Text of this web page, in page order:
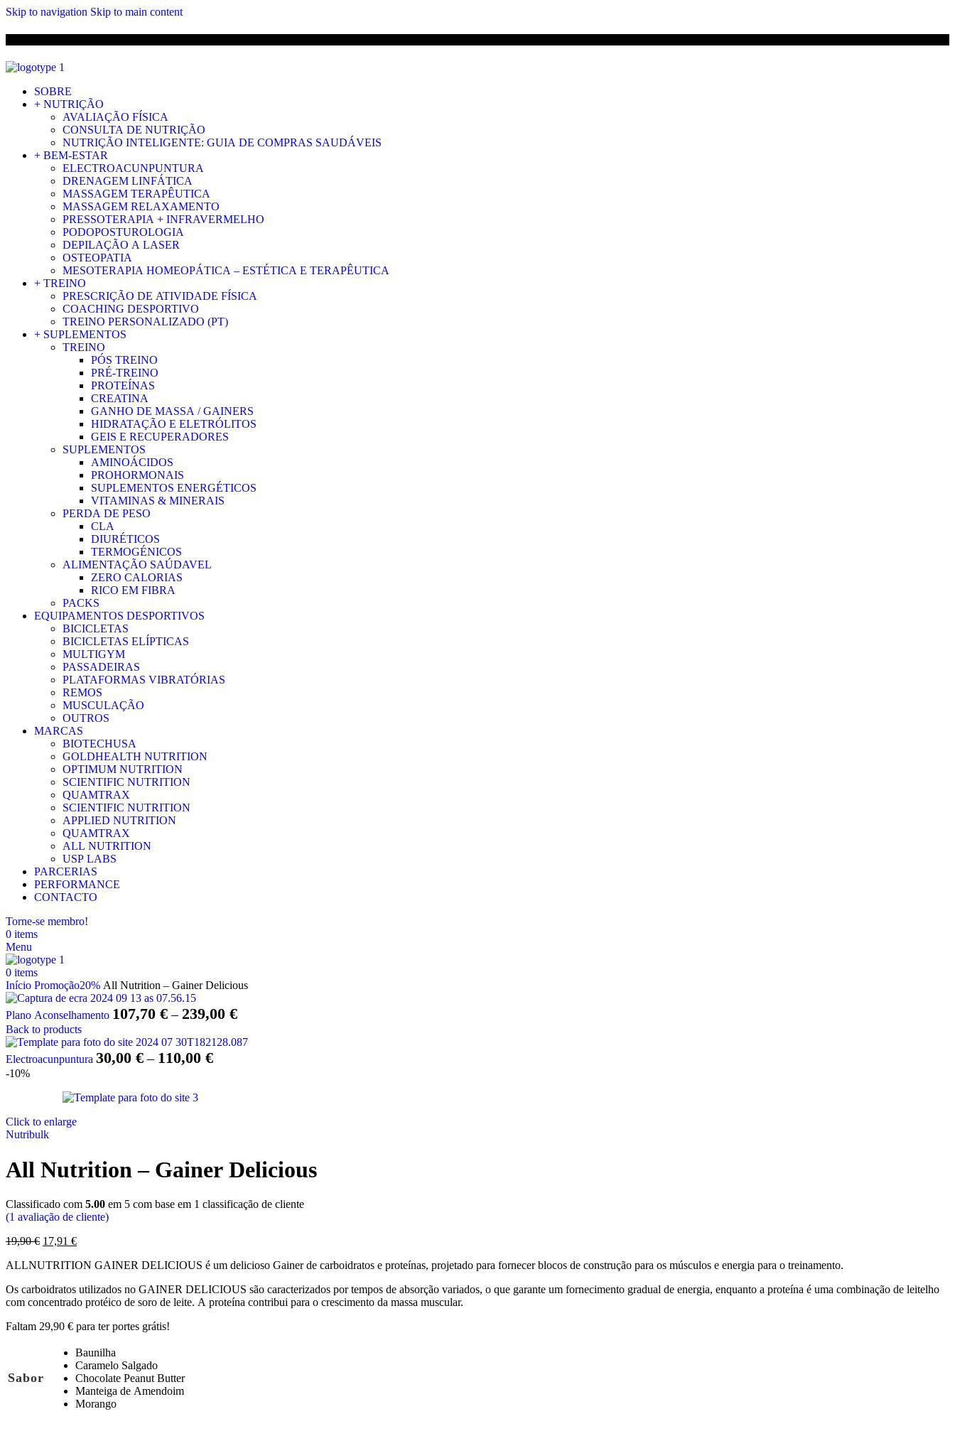
Skip to navigation Skip to main content
SOBRE
+ NUTRIÇÃO
AVALIAÇÃO FÍSICA
CONSULTA DE NUTRIÇÃO
NUTRIÇÃO INTELIGENTE: GUIA DE COMPRAS SAUDÁVEIS
+ BEM-ESTAR
ELECTROACUNPUNTURA
DRENAGEM LINFÁTICA
MASSAGEM TERAPÊUTICA
MASSAGEM RELAXAMENTO
PRESSOTERAPIA + INFRAVERMELHO
PODOPOSTUROLOGIA
DEPILAÇÃO A LASER
OSTEOPATIA
MESOTERAPIA HOMEOPÁTICA – ESTÉTICA E TERAPÊUTICA
+ TREINO
PRESCRIÇÃO DE ATIVIDADE FÍSICA
COACHING DESPORTIVO
TREINO PERSONALIZADO (PT)
+ SUPLEMENTOS
TREINO
PÓS TREINO
PRÉ-TREINO
PROTEÍNAS
CREATINA
GANHO DE MASSA / GAINERS
HIDRATAÇÃO E ELETRÓLITOS
GEIS E RECUPERADORES
SUPLEMENTOS
AMINOÁCIDOS
PROHORMONAIS
SUPLEMENTOS ENERGÉTICOS
VITAMINAS & MINERAIS
PERDA DE PESO
CLA
DIURÉTICOS
TERMOGÉNICOS
ALIMENTAÇÃO SAÚDAVEL
ZERO CALORIAS
RICO EM FIBRA
PACKS
EQUIPAMENTOS DESPORTIVOS
BICICLETAS
BICICLETAS ELÍPTICAS
MULTIGYM
PASSADEIRAS
PLATAFORMAS VIBRATÓRIAS
REMOS
MUSCULAÇÃO
OUTROS
MARCAS
BIOTECHUSA
GOLDHEALTH NUTRITION
OPTIMUM NUTRITION
SCIENTIFIC NUTRITION
QUAMTRAX
SCIENTIFIC NUTRITION
APPLIED NUTRITION
QUAMTRAX
ALL NUTRITION
USP LABS
PARCERIAS
PERFORMANCE
CONTACTO
Torne-se membro!
0 items
Menu
0 items
Início Promoção20% All Nutrition – Gainer Delicious
Plano Aconselhamento 107,70 € – 239,00 €Price
107,70 €
Back to products
Electroacunpuntura 30,00 € – 110,00 €Price
-10%
Click to enlarge
Nutribulk
All Nutrition – Gainer Delicious
Classificado com 5.00 em 5 com base em 1 classificação de cliente
(1 avaliação de cliente)
19,90€ O
original
19,90 €.
17,91 €O
atual
17,91 €.
ALLNUTRITION GAINER DELICIOUS é um delicioso Gainer de carboidratos e proteínas, projetado para fornecer blocos de construção para os músculos e energia para o treinamento.
Os carboidratos utilizados no GAINER DELICIOUS são caracterizados por tempos de absorção variados, o que garante um fornecimento gradual de energia, enquanto a proteína é uma combinação de leitelho
com concentrado protéico de soro de leite. A proteína contribui para o crescimento da massa muscular.
Faltam 29,90 € para ter portes grátis!
Sabor
Baunilha
Caramelo Salgado
Chocolate Peanut Butter
Manteiga de Amendoim
Morango